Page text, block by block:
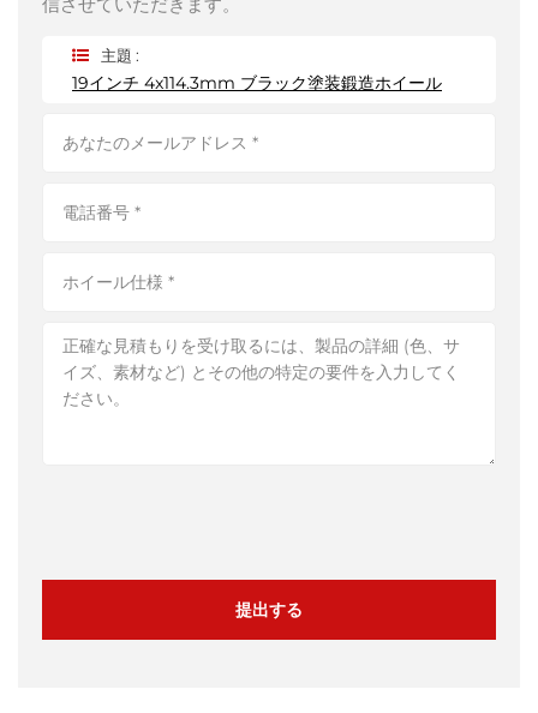
信させていただきます。
主題 :
19インチ 4x114.3mm ブラック塗装鍛造ホイール
提出する